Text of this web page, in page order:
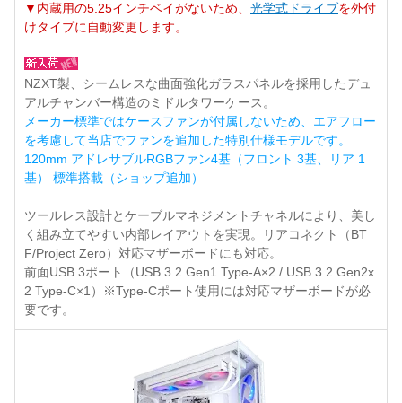
▼内蔵用の5.25インチベイがないため、 光学式ドライブを外付
けタイプに自動変更します。
NZXT製、シームレスな曲面強化ガラスパネルを採用したデュ
アルチャンバー構造のミドルタワーケース。
メーカー標準ではケースファンが付属しないため、エアフロー
を考慮して当店でファンを追加した特別仕様モデルです。
120mm アドレサブルRGBファン4基（フロント 3基、リア 1
基） 標準搭載（ショップ追加）
ツールレス設計とケーブルマネジメントチャネルにより、美し
く組み立てやすい内部レイアウトを実現。リアコネクト（BT
F/Project Zero）対応マザーボードにも対応。
前面USB 3ポート（USB 3.2 Gen1 Type-A×2 / USB 3.2 Gen2x
2 Type-C×1）※Type-Cポート使用には対応マザーボードが必
要です。